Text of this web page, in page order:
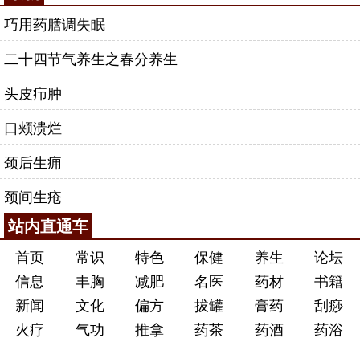
巧用药膳调失眠
二十四节气养生之春分养生
头皮疖肿
口颊溃烂
颈后生痈
颈间生疮
站内直通车
首页 常识 特色 保健 养生
论坛
信息
丰胸 减肥 名医 药材
书籍
新闻
文化 偏方 拔罐 膏药
刮痧
火疗
气功 推拿 药茶 药酒
药浴